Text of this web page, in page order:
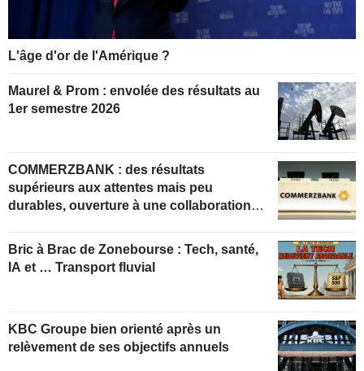
L'âge d'or de l'Amérique ?
Maurel & Prom : envolée des résultats au
1er semestre 2026
COMMERZBANK : des résultats
supérieurs aux attentes mais peu
durables, ouverture à une collaboration
Bric à Brac de Zonebourse : Tech, santé,
IA et … Transport fluvial
KBC Groupe bien orienté après un
relèvement de ses objectifs annuels